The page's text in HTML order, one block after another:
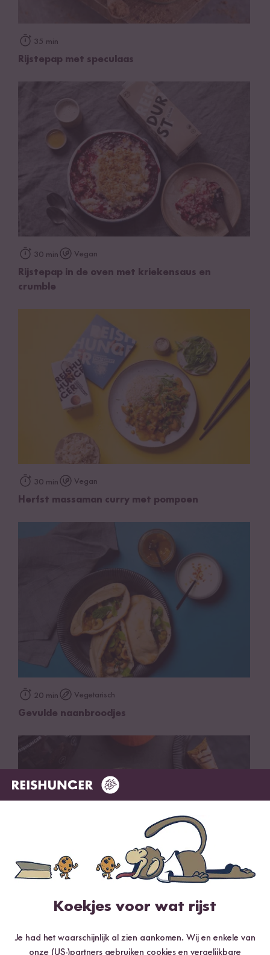
35 min
Rijstepap met speculaas
30 min Vegan
Rijstepap in de oven met kriekensaus en
crumble
30 min Vegan
Herfst massaman curry met pompoen
20 min Vegetarisch
Gevulde naanbroodjes
80 minKoekjes voor wat rijst
Je had het waarschijnlijk al zien aankomen. Wij en enkele van
onze (US-)partners gebruiken cookies en vergelijkbare